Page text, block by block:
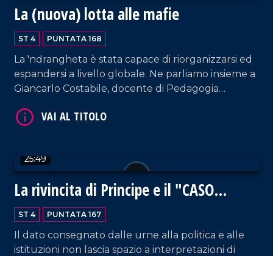
La (nuova) lotta alle mafie
ST 4 PUNTATA 168
La 'ndrangheta è stata capace di riorganizzarsi ed
espandersi a livello globale. Ne parliamo insieme a
Giancarlo Costabile, docente di Pedagogia
sull'avanzamento nella lotta alla criminalità
Falcone.
25:49
La rivincita di Principe e il "CASO
LAMEZIA"
ST 4 PUNTATA 167
Il dato consegnato dalle urne alla politica e alle
istituzioni non lascia spazio a interpretazioni di
VAI AL TITOLO
VAI AL TITOLO